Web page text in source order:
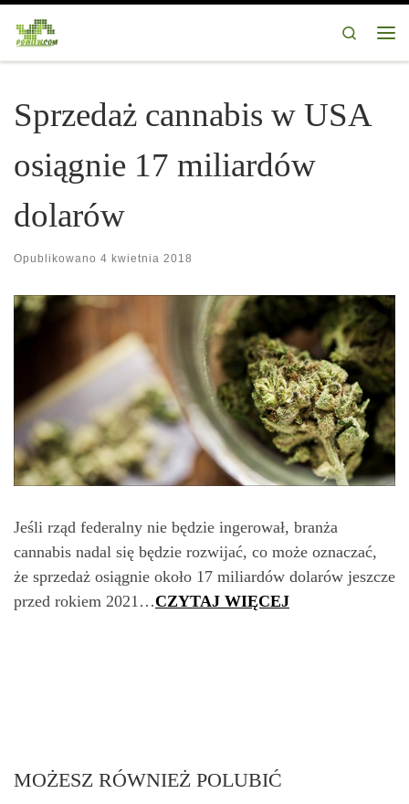
Przejdź do treści
Search
Sprzedaż cannabis w USA
osiągnie 17 miliardów
dolarów
Opublikowano 4 kwietnia 2018
Jeśli rząd federalny nie będzie ingerował, branża
cannabis nadal się będzie rozwijać, co może oznaczać,
że sprzedaż osiągnie około 17 miliardów dolarów jeszcze
przed rokiem 2021…CZYTAJ WIĘCEJ
MOŻESZ RÓWNIEŻ POLUBIĆ